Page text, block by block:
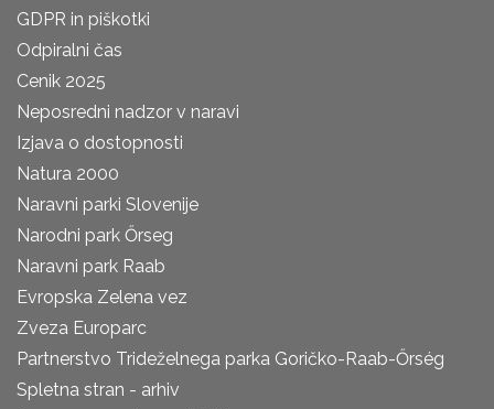
GDPR in piškotki
Odpiralni čas
Cenik 2025
Neposredni nadzor v naravi
Izjava o dostopnosti
Natura 2000
Naravni parki Slovenije
Narodni park Őrseg
Naravni park Raab
Evropska Zelena vez
Zveza Europarc
Partnerstvo Trideželnega parka Goričko-Raab-Őrség
Spletna stran - arhiv